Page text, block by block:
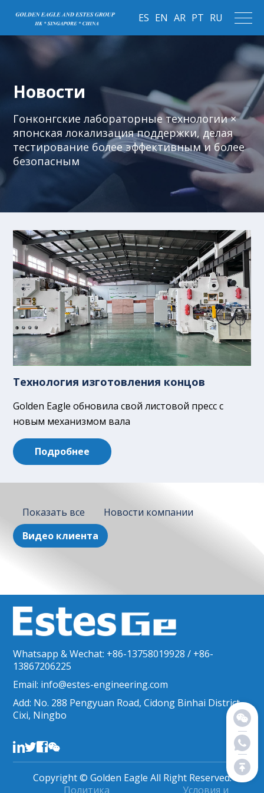
ES EN AR PT RU
Новости
Гонконгские лабораторные технологии ×
японская локализация поддержки, делая
тестирование более эффективным и более
безопасным
Технология изготовления концов
Golden Eagle обновила свой листовой пресс с
новым механизмом вала
Подробнее
Показать все
Новости компании
Видео клиента
Whatsapp & Wechat: +86-13758019928 / +86-
13867206225
Email: info@estes-engineering.com
Add: No. 288 Pengyuan Road, Cidong Binhai District,
Cixi, Ningbo
Copyright © Golden Eagle All Right Reserved.
Политика
Условия и